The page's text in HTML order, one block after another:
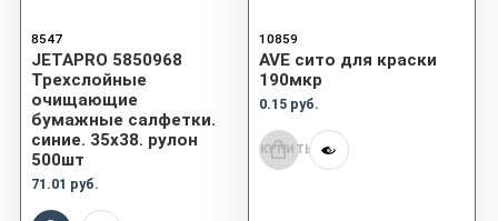
8547
JETAPRO 5850968
Трехслойные
очищающие
бумажные салфетки.
синие. 35х38. рулон
500шт
71.01 руб.
10859
AVE сито для краски
190мкр
0.15 руб.
КУПИТЬ